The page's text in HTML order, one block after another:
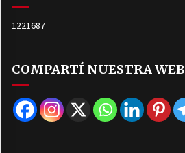
1221687
COMPARTÍ NUESTRA WEB